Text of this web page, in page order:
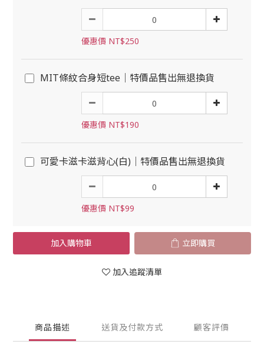
優惠價 NT$250
MIT條紋合身短tee｜特價品售出無退換貨
優惠價 NT$190
可愛卡滋卡滋背心(白)｜特價品售出無退換貨
優惠價 NT$99
加入購物車 立即購買
加入追蹤清單
商品描述 送貨及付款方式 顧客評價